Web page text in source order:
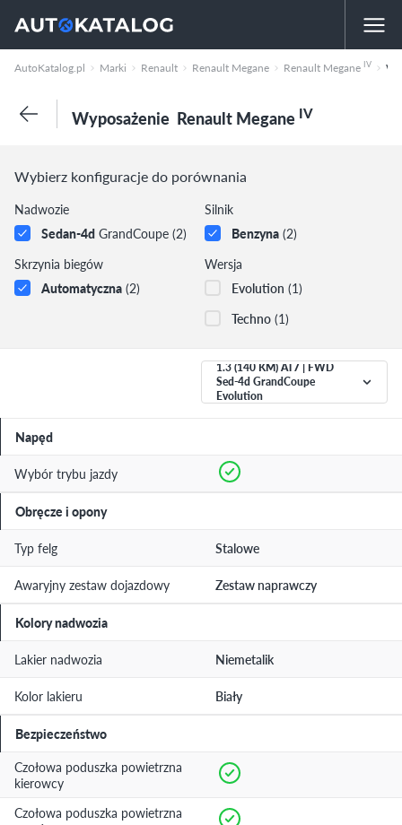
AutoKatalog.pl Marki Renault Renault Megane Renault Megane IV
Wyposażenie Renault Megane IV
Wybierz konfiguracje do porównania
Nadwozie
Sedan-4d GrandCoupe (2)
Silnik
Benzyna (2)
Skrzynia biegów
Automatyczna (2)
Wersja
Evolution (1)
Techno (1)
1.3 (140 KM) AT7 | FWD
Sed-4d GrandCoupe
Evolution
Napęd
Wybór trybu jazdy
Obręcze i opony
Typ felg Stalowe
Awaryjny zestaw dojazdowy Zestaw naprawczy
Kolory nadwozia
Lakier nadwozia Niemetalik
Kolor lakieru Biały
Bezpieczeństwo
Czołowa poduszka powietrzna
kierowcy
Czołowa poduszka powietrzna